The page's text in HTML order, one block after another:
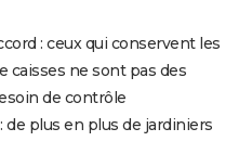
: ceux qui conservent les
caisses ne sont pas des
de contrôle
de plus en plus de jardiniers